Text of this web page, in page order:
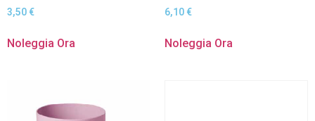
3,50 €
Noleggia Ora
6,10 €
Noleggia Ora